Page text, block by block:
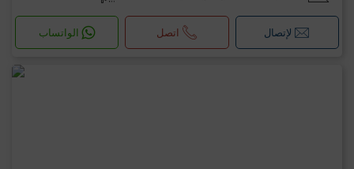
لإتصال اتصل الواتساب